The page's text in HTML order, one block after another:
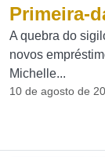
Primeira-
A quebra do
novos
Michelle...
10 de agosto de